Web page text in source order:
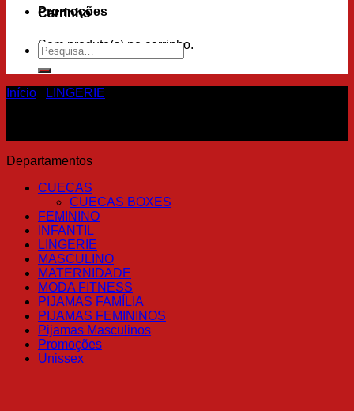
Carrinho
Sem produto(s) no carrinho.
Promoções
Pesquisar
por:
Início LINGERIE
Departamentos
CUECAS
CUECAS BOXES
FEMININO
INFANTIL
LINGERIE
MASCULINO
MATERNIDADE
MODA FITNESS
PIJAMAS FAMÍLIA
PIJAMAS FEMININOS
Pijamas Masculinos
Promoções
Unissex